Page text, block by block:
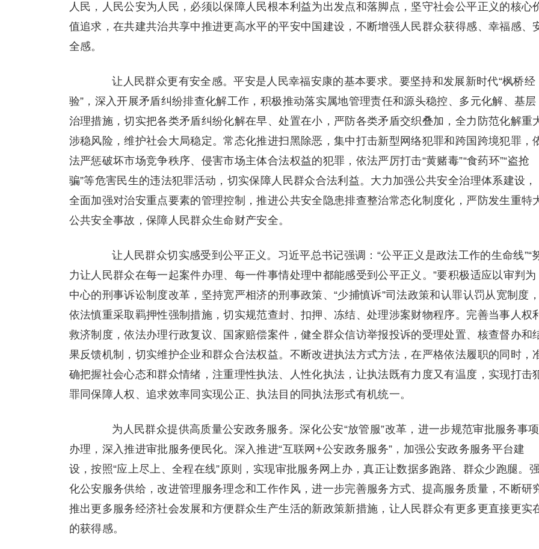
人民，人民公安为人民，必须以保障人民根本利益为出发点和落脚点，坚守社会公平正义的核心
值追求，在共建共治共享中推进更高水平的平安中国建设，不断增强人民群众获得感、幸福感、
全感。
让人民群众更有安全感。平安是人民幸福安康的基本要求。要坚持和发展新时代“枫桥经
验”，深入开展矛盾纠纷排查化解工作，积极推动落实属地管理责任和源头稳控、多元化解、基层
治理措施，切实把各类矛盾纠纷化解在早、处置在小，严防各类矛盾交织叠加，全力防范化解重
涉稳风险，维护社会大局稳定。常态化推进扫黑除恶，集中打击新型网络犯罪和跨国跨境犯罪，
法严惩破坏市场竞争秩序、侵害市场主体合法权益的犯罪，依法严厉打击“黄赌毒”“食药环”“盗抢
骗”等危害民生的违法犯罪活动，切实保障人民群众合法利益。大力加强公共安全治理体系建设，
全面加强对治安重点要素的管理控制，推进公共安全隐患排查整治常态化制度化，严防发生重特
公共安全事故，保障人民群众生命财产安全。
让人民群众切实感受到公平正义。习近平总书记强调：“公平正义是政法工作的生命线”“
力让人民群众在每一起案件办理、每一件事情处理中都能感受到公平正义。”要积极适应以审判为
中心的刑事诉讼制度改革，坚持宽严相济的刑事政策、“少捕慎诉”司法政策和认罪认罚从宽制度，
依法慎重采取羁押性强制措施，切实规范查封、扣押、冻结、处理涉案财物程序。完善当事人权
救济制度，依法办理行政复议、国家赔偿案件，健全群众信访举报投诉的受理处置、核查督办和
果反馈机制，切实维护企业和群众合法权益。不断改进执法方式方法，在严格依法履职的同时，
确把握社会心态和群众情绪，注重理性执法、人性化执法，让执法既有力度又有温度，实现打击
罪同保障人权、追求效率同实现公正、执法目的同执法形式有机统一。
为人民群众提供高质量公安政务服务。深化公安“放管服”改革，进一步规范审批服务事项
办理，深入推进审批服务便民化。深入推进“互联网+公安政务服务”，加强公安政务服务平台建
设，按照“应上尽上、全程在线”原则，实现审批服务网上办，真正让数据多跑路、群众少跑腿。强
化公安服务供给，改进管理服务理念和工作作风，进一步完善服务方式、提高服务质量，不断研
推出更多服务经济社会发展和方便群众生产生活的新政策新措施，让人民群众有更多更直接更实
的获得感。